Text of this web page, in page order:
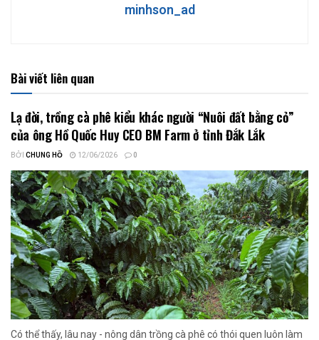
minhson_ad
Bài viết liên quan
Lạ đời, trồng cà phê kiểu khác người “Nuôi đất bằng cỏ”
của ông Hồ Quốc Huy CEO BM Farm ở tỉnh Đắk Lắk
BỞI CHUNG HỒ 12/06/2026 0
Có thể thấy, lâu nay - nông dân trồng cà phê có thói quen luôn làm